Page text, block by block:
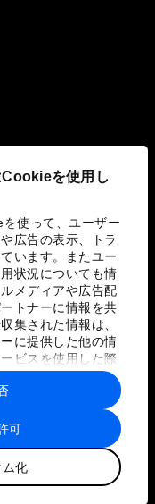
を使用し
使って、ユーザー
広告の表示、トラ
います。またユー
状況についても情
メディアや広告配
トナーに情報を共
集された情報は、
に提供した他の情
ビスを使用した際
合わされ、各パー
ることがありま
可
ム化
用規約
ラム